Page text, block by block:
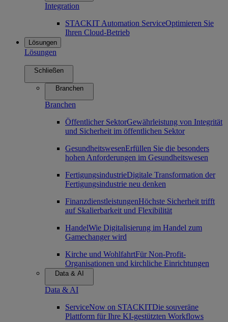
Integration
STACKIT Automation ServiceOptimieren Sie
Ihren Cloud-Betrieb
Lösungen
Lösungen
Schließen
Branchen
Branchen
Öffentlicher SektorGewährleistung von Integrität
und Sicherheit im öffentlichen Sektor
GesundheitswesenErfüllen Sie die besonders
hohen Anforderungen im Gesundheitswesen
FertigungsindustrieDigitale Transformation der
Fertigungsindustrie neu denken
FinanzdienstleistungenHöchste Sicherheit trifft
auf Skalierbarkeit und Flexibilität
HandelWie Digitalisierung im Handel zum
Gamechanger wird
Kirche und WohlfahrtFür Non-Profit-
Organisationen und kirchliche Einrichtungen
Data & AI
Data & AI
ServiceNow on STACKITDie souveräne
Plattform für Ihre KI-gestützten Workflows